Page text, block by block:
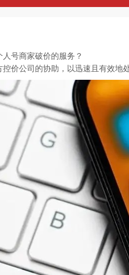
号商家破价的服务？
价公司的协助，以迅速且有效地